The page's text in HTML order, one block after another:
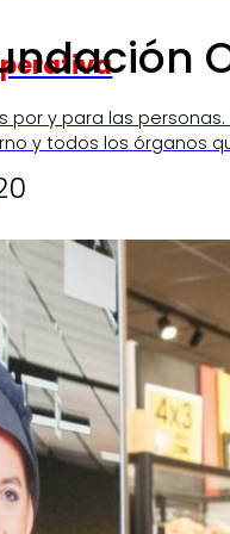
por y para las
y todos los órganos